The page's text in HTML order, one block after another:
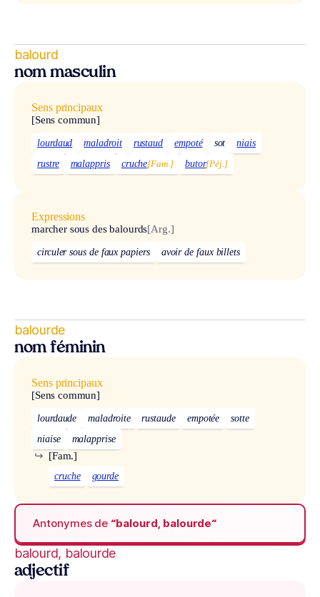
balourd
nom masculin
Sens principaux
[Sens commun]
lourdaud maladroit rustaud empoté sot
niais
rustre
malappris cruche[Fam.] butor[Péj.]
Expressions
marcher sous des balourds[Arg.]
circuler sous de faux papiers avoir de faux billets
balourde
nom féminin
Sens principaux
[Sens commun]
lourdaude maladroite rustaude empotée
sotte
niaise
malapprise
[Fam.]
↪
cruche gourde
Antonymes de “balourd, balourde“
balourd, balourde
adjectif